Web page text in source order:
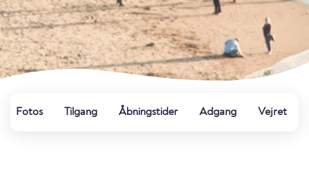
Fotos Tilgang Åbningstider Adgang Vejret